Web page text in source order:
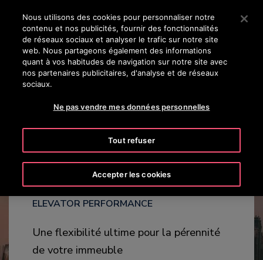
Appuyez sur Entrée pour passer au contenu principal
RECHERCHER
AVANTAGES VIDÉO CONTACTEZ-NOUS
SuperGroup™
ELEVATOR PERFORMANCE
Une flexibilité ultime pour la pérennité
de votre immeuble
Nous utilisons des cookies pour personnaliser notre
contenu et nos publicités, fournir des fonctionnalités
de réseaux sociaux et analyser le trafic sur notre site
web. Nous partageons également des informations
quant à vos habitudes de navigation sur notre site avec
nos partenaires publicitaires, d'analyse et de réseaux
sociaux.
Ne pas vendre mes données personnelles
Tout refuser
Accepter les cookies